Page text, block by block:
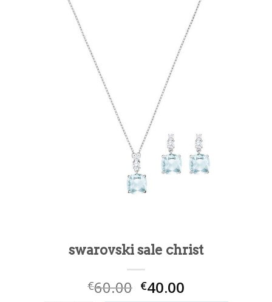
swarovski sale christ
€60.00 €40.00